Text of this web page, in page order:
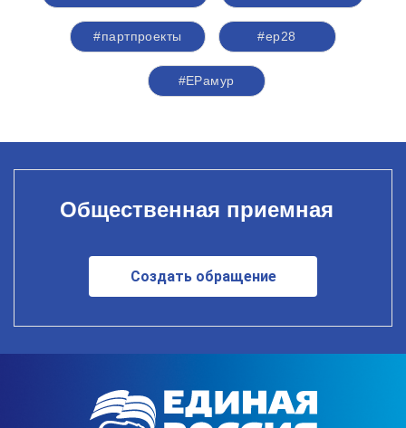
#партпроекты #ер28
#ЕРамур
Общественная приемная
Создать обращение